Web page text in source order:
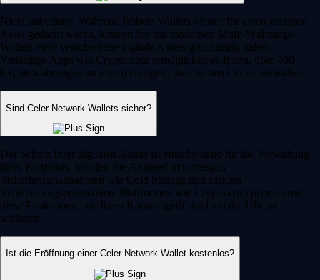
Nicht unbedingt. Während frühere Wallets oft nur für einen einzigen
Asset gedacht waren, können Sie mit modernen Multi-Währungs-
Wallets viele verschiedene digitale Assets gleichzeitig halten.
Vielseitige Apps wie Crypto.com ermöglichen es Ihnen, über 400
Kryptowährungen an einem einzigen, praktischen Ort zu verwalten.
Sind Celer Network-Wallets sicher?
Der Schutz Ihrer digitalen Assets ist entscheidend für die Verwaltung
Ihres Portfolios. Wählen Sie Anbieter mit strengen
Sicherheitsmaßnahmen wie Cold Storage und strikten
Verifizierungsprotokollen. Plattformen wie Crypto.com priorisieren
diese Funktionen, um Ihren Kontozugriff rund um die Uhr zu
schützen.
Ist die Eröffnung einer Celer Network-Wallet kostenlos?